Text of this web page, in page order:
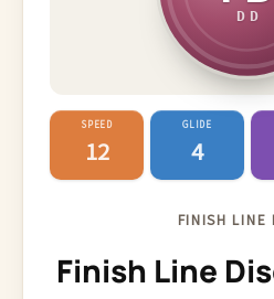
DD
SPEED
12
GLIDE
4
FINISH LINE
Finish Line